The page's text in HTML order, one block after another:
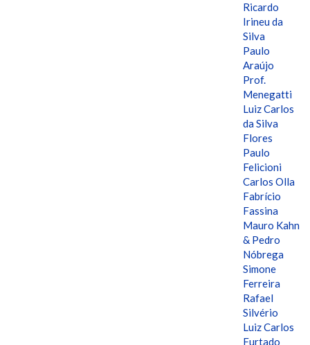
Ricardo
Irineu da
Silva
Paulo
Araújo
Prof.
Menegatti
Luiz Carlos
da Silva
Flores
Paulo
Felicioni
Carlos Olla
Fabrício
Fassina
Mauro Kahn
& Pedro
Nóbrega
Simone
Ferreira
Rafael
Silvério
Luiz Carlos
Furtado